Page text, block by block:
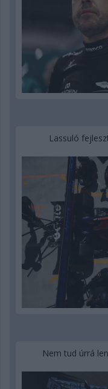
Lassuló
Nem tud úrrá